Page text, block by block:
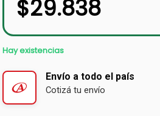
$29.838
Hay existencias
Envío a todo el país
Cotizá tu envío